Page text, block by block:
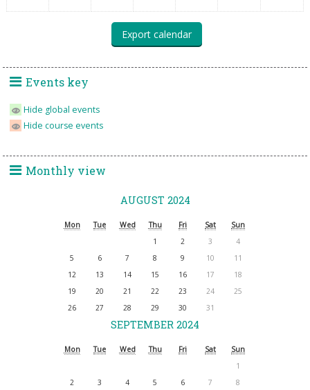
Events key
Hide global events
Hide course events
Monthly view
AUGUST 2024
Mon Tue Wed Thu Fri Sat
Sun
1
2 3
4
5
6 7 8 9 10
11
12
13 14 15 16 17
18
19
20 21 22 23 24
25
26
27 28 29 30 31
SEPTEMBER 2024
Mon Tue Wed Thu Fri Sat
Sun
1
2
3 4 5 6 7
8